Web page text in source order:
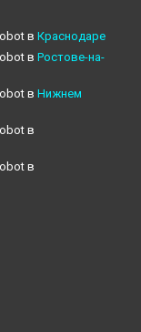
в Краснодаре
в Ростове-на-
в Нижнем
в
в
в